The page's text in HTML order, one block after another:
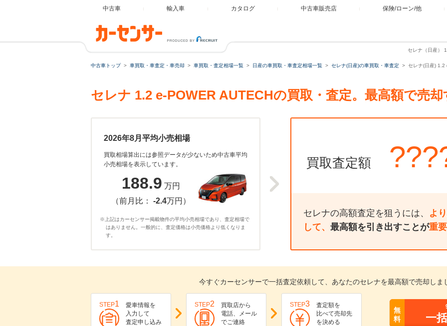
中古車 輸入車 カタログ 中古車販売店 保険/ローン/他
セレナ（日産）
中古車トップ 車買取・車査定・車売却 車買取・査定相場一覧 日産の車買取・車査定相場一覧 セレナ(日産)の車買取・車査定 セレナ(日産) 1.2
セレナ 1.2 e-POWER AUTECHの買取・査定。最高額で売却
2026年8月平均小売相場
買取相場算出には参照データが少ないため中古車平均
小売相場を表示しています。
188.9 万円
（前月比： -2.4万円）
※上記はカーセンサー掲載物件の平均小売相場であり、査定相場で
はありません。一般的に、査定価格は小売価格より低くなりま
す。
買取査定額
セレナの高額査定を狙うには、 よ
して、 最高額を引き出すことが重要
今すぐカーセンサーで一括査定依頼して、あなたのセレナを最高額で売却しま
STEP1
愛車情報を
入力して
査定申し込み
STEP2
買取店から
電話、メール
でご連絡
STEP3
査定額を
比べて売却先
を決める
無
料
一